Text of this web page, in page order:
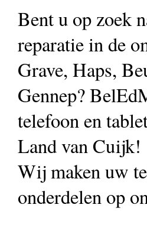
Bent u op zoek
reparatie in de
Grave, Haps,
Gennep?
telefoon en
Land van Cuijk!
Wij maken uw
onderdelen op